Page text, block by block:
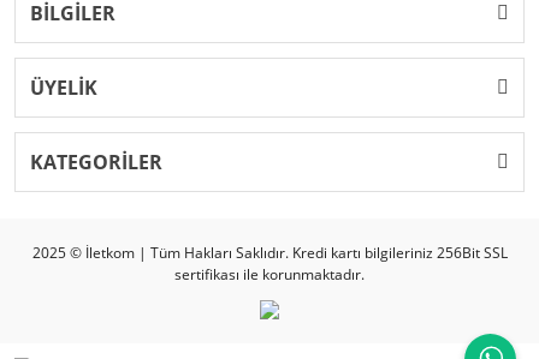
BİLGİLER
ÜYELİK
KATEGORİLER
2025 © İletkom | Tüm Hakları Saklıdır. Kredi kartı bilgileriniz 256Bit SSL
sertifikası ile korunmaktadır.